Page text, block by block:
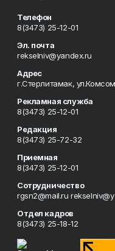
Телефон
8(3473) 25-12-01
Эл. почта
rekselniv@yandex.ru
Адрес
г.Стерлитамак,
Рекламная служба
8(3473) 25-12-01
Редакция
8(3473) 25-72-32
Приемная
8(3473) 25-12-01
Сотрудничество
rgsn2@mail.ru
Отдел кадров
8(3473) 25-18-12